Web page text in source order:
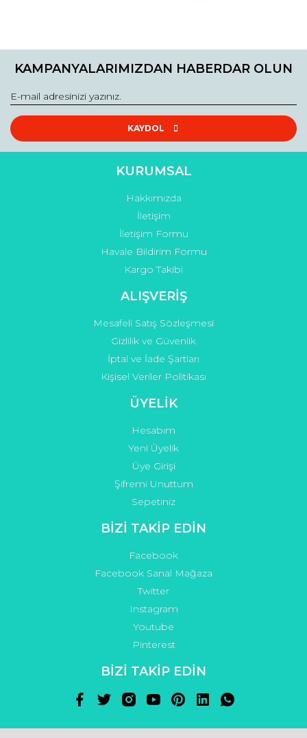
Ürün açıklamasında eksik bilgiler bulunuyor.
Ürün fiyatı diğer sitelerden daha pahalı.
Bu ürüne benzer farklı alternatifler olmalı.
Gönder
KAMPANYALARIMIZDAN HABERDAR OLUN
KAYDOL
KURUMSAL
Hakkımızda
İletişim
İletişim Formu
Havale Bildirim Formu
Kargo Takibi
ALIŞVERİŞ
Mesafeli Satış Sözleşmesi
Gizlilik ve Güvenlik
İptal ve İade Şartları
Kişisel Veriler Politikası
ÜYELİK
Hesabım
Yeni Üyelik
Üye Girişi
Şifremi Unuttum
Sepetiniz
BİZİ TAKİP EDİN
Facebook
Facebook Sanal Mağaza
Twitter
Instagram
Youtube
Pinterest
BİZİ TAKİP EDİN